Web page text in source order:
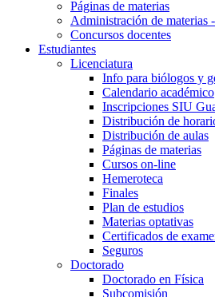
Páginas de materias
Administración de materias
Concursos docentes
Estudiantes
Licenciatura
Info para biólogos y
Calendario académico
Inscripciones SIU
Distribución de
Distribución de aulas
Páginas de materias
Cursos on-line
Hemeroteca
Finales
Plan de estudios
Materias optativas
Certificados de
Seguros
Doctorado
Doctorado en Física
Subcomisión